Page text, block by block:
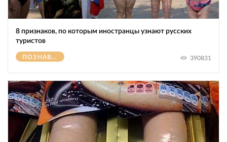
8 признаков, по которым иностранцы узнают русских
туристов
ПОЗНАВАТЕЛЬНОЕ 390831